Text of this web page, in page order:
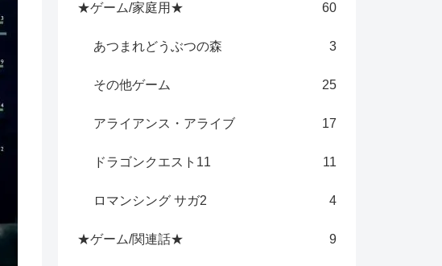
★ゲーム/家庭用★ 60
あつまれどうぶつの森 3
その他ゲーム 25
アライアンス・アライブ 17
ドラゴンクエスト11 11
ロマンシング サガ2 4
★ゲーム/関連話★ 9